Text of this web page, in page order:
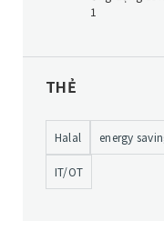
1
THẺ
Halal energy
IT/OT